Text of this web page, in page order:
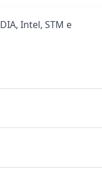
Intel, STM e